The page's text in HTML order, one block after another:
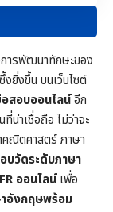
การพัฒนาทักษะของ
ยิ่งขึ้น บนเว็บไซต์
สอบออนไลน์อีก
ที่น่าเชื่อถือ ไม่ว่าจะ
คณิตศาสตร์ภาษา
บวัดระดับภาษา
ออนไลน์เพื่อ
อังกฤษพร้อม